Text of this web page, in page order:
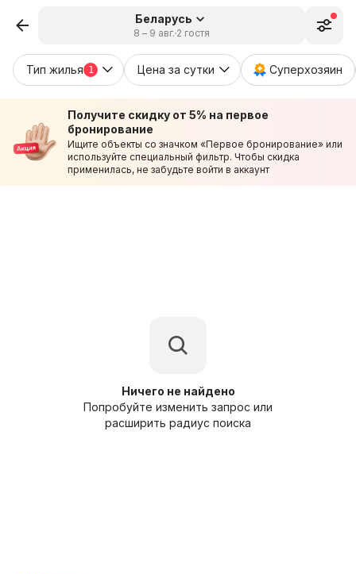
Беларусь
8 – 9 авг. 2 гостя
Тип жилья 1 Цена за сутки Суперхозяин
Получите скидку от 5% на первое
бронирование
Ищите объекты со значком «Первое бронирование» или
используйте специальный фильтр. Чтобы скидка
применилась, не забудьте войти в аккаунт
Ничего не найдено
Попробуйте изменить запрос или
расширить радиус поиска